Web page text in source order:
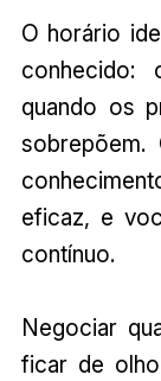
O horário
conhecido:
quando os
sobrepõem.
eficaz, e
contínuo.
Negociar
ficar de